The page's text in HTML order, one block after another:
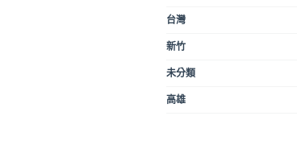
台灣
新竹
未分類
高雄